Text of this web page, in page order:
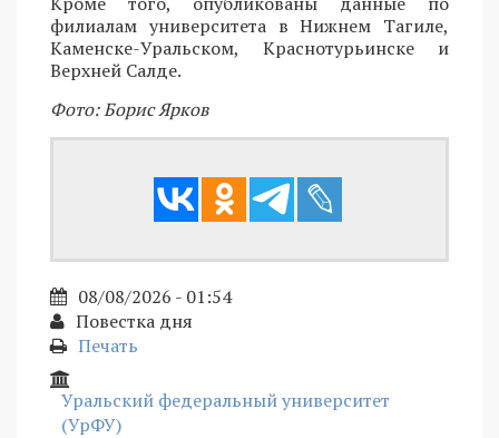
филиалам университета в Нижнем Тагиле,
Каменске-Уральском, Краснотурьинске и
Верхней Салде.
Фото: Борис Ярков
08/08/2026 - 01:54
Повестка дня
Печать
Уральский федеральный университет
(УрФУ)